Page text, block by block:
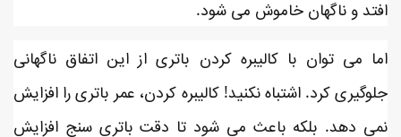
افتد و ناگهان خاموش می شود.
اما می توان با کالیبره کردن باتری از این اتفاق ناگهانی
جلوگیری کرد. اشتباه نکنید! کالیبره کردن، عمر باتری را افزایش
نمی دهد. بلکه باعث می شود تا دقت باتری سنج افزایش